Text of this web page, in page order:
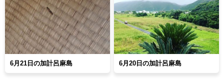
6月21日の加計呂麻島 6月20日の加計呂麻島